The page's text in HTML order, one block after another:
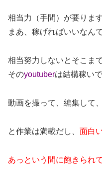
相当力（手間）が要ります
まあ、稼げればいいなん
相当努力しないとそこま
そのyoutuberは結構稼い
動画を撮って、編集して
と作業は満載だし、 面白
あっという間に飽きられ